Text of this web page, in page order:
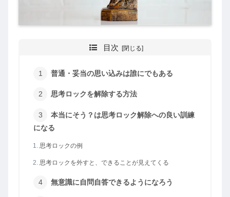
目次
普通・妥当の思い込みは誰にでもある
思考ロックを解除する方法
本当にそう？は思考ロック解除への良い訓練
になる
思考ロックの例
思考ロックを外すと、できることが見えてくる
無意識に自問自答できるようになろう